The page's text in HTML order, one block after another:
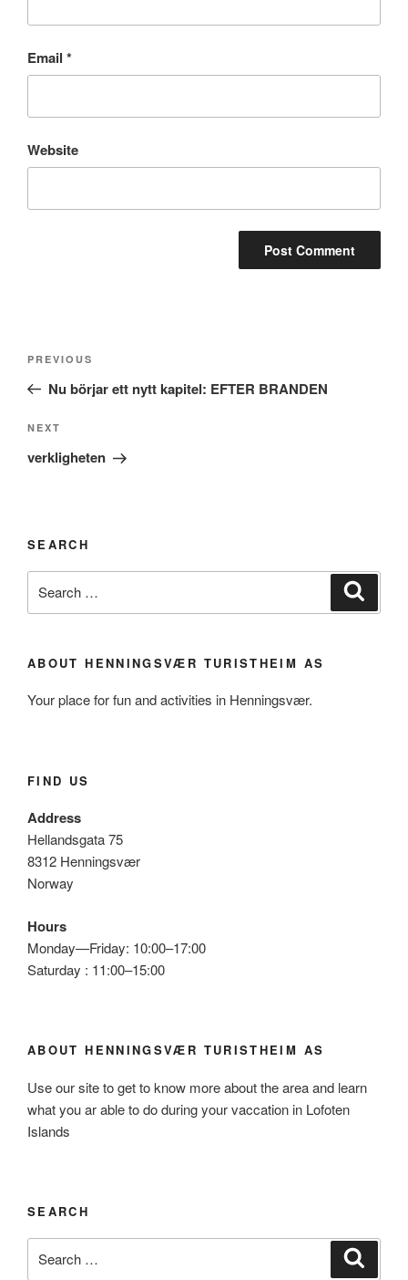
Email *
Website
Previous
Post
PREVIOUS
Nu börjar ett nytt kapitel: EFTER BRANDEN
Next
Post
NEXT
verkligheten
SEARCH
for:
ABOUT HENNINGSVÆR TURISTHEIM AS
Your place for fun and activities in Henningsvær.
FIND US
Address
Hellandsgata 75
8312 Henningsvær
Norway
Hours
Monday—Friday: 10:00–17:00
Saturday : 11:00–15:00
ABOUT HENNINGSVÆR TURISTHEIM AS
Use our site to get to know more about the area and learn
what you ar able to do during your vaccation in Lofoten
Islands
SEARCH
for: